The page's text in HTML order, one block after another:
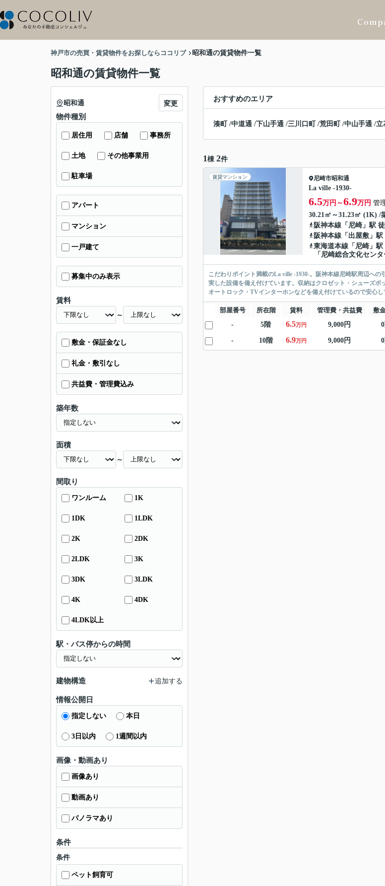
神戸市の売買・賃貸物件をお探しならココリブ 昭和通の賃貸物件一覧
昭和通の賃貸物件一覧
おすすめのエリア
湊町 /中道通 /下山手通 /三川口町 /荒田町 /中山手通 /立
1 棟 2件
賃貸マンション 尼崎市昭和通
La ville -1930-
6.5万円～6.9万円 管
30.21㎡～31.23㎡ (1K) /
阪神本線 「 尼崎 」駅
阪神本線 「 出屋敷 」
東海道本線 「 尼崎 」
「尼崎総合文化セン
こだわりポイント満載のLa ville -1930-。阪神本線尼崎駅周辺へ
実した設備を備え付けています。収納はクロゼット・シューズボ
オートロック・TVインターホンなどを備え付けているので安心
部屋番号 所在階 賃料 管理費・共益費 敷
-
5階 6.5万円 9,000円
- 10階 6.9万円 9,000円
昭和通 変更
物件種別
居住用 店舗 事務所
土地 その他事業用
駐車場
アパート
マンション
一戸建て
募集中のみ表示
賃料
～
敷金・保証金なし
礼金・敷引なし
共益費・管理費込み
築年数
面積
～
間取り
ワンルーム 1K
1DK 1LDK
2K 2DK
2LDK 3K
3DK 3LDK
4K 4DK
4LDK以上
駅・バス停からの時間
建物構造 追加する
情報公開日
指定しない 本日
3日以内 1週間以内
画像・動画あり
画像あり
動画あり
パノラマあり
条件
条件
ペット飼育可